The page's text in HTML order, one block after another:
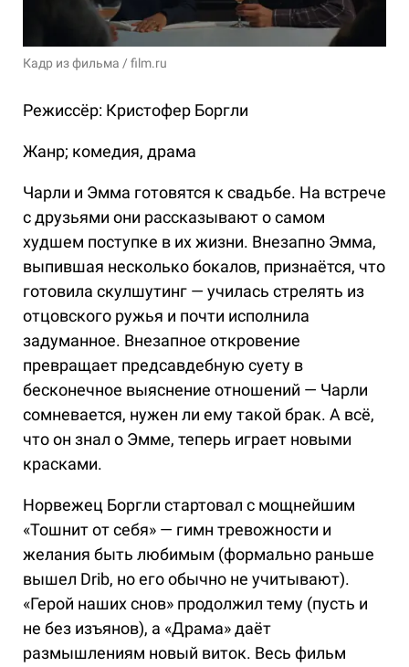
Кадр из фильма / film.ru
Режиссёр: Кристофер Боргли
Жанр; комедия, драма
Чарли и Эмма готовятся к свадьбе. На встрече
с друзьями они рассказывают о самом
худшем поступке в их жизни. Внезапно Эмма,
выпившая несколько бокалов, признаётся, что
готовила скулшутинг — училась стрелять из
отцовского ружья и почти исполнила
задуманное. Внезапное откровение
превращает предсавдебную суету в
бесконечное выяснение отношений — Чарли
сомневается, нужен ли ему такой брак. А всё,
что он знал о Эмме, теперь играет новыми
красками.
Норвежец Боргли стартовал с мощнейшим
«Тошнит от себя» — гимн тревожности и
желания быть любимым (формально раньше
вышел Drib, но его обычно не учитывают).
«Герой наших снов» продолжил тему (пусть и
не без изъянов), а «Драма» даёт
размышлениям новый виток. Весь фильм